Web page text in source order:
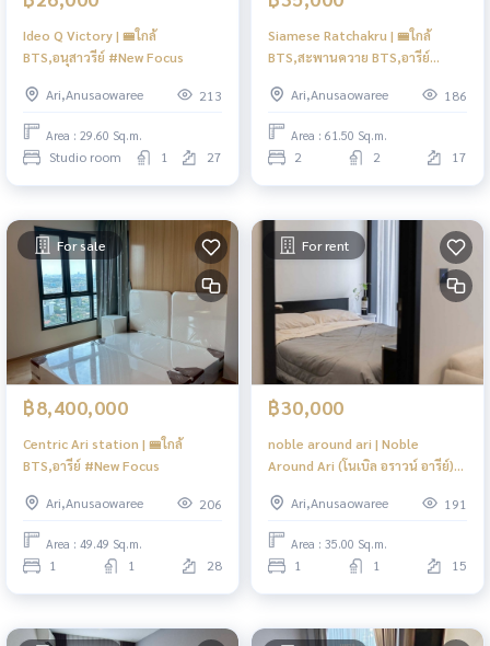
Ideo Q Victory | 🚝ใกล้
BTS,อนุสาวรีย์ #New Focus
Ari,Anusaowaree 213
Area : 29.60 Sq.m.
Studio room 1 27
Siamese Ratchakru | 🚝ใกล้
BTS,สะพานควาย BTS,อารีย์
Ari,Anusaowaree
186
Area : 61.50 Sq.m.
2 2 17
For sale
฿8,400,000
Centric Ari station | 🚝ใกล้
BTS,อารีย์ #New Focus
Ari,Anusaowaree 206
Area : 49.49 Sq.m.
1 1 28
For rent
฿30,000
noble around ari | Noble
Around Ari (โนเบิล อราวน์ อารีย์)
Ari,Anusaowaree
191
Area : 35.00 Sq.m.
1 1 15